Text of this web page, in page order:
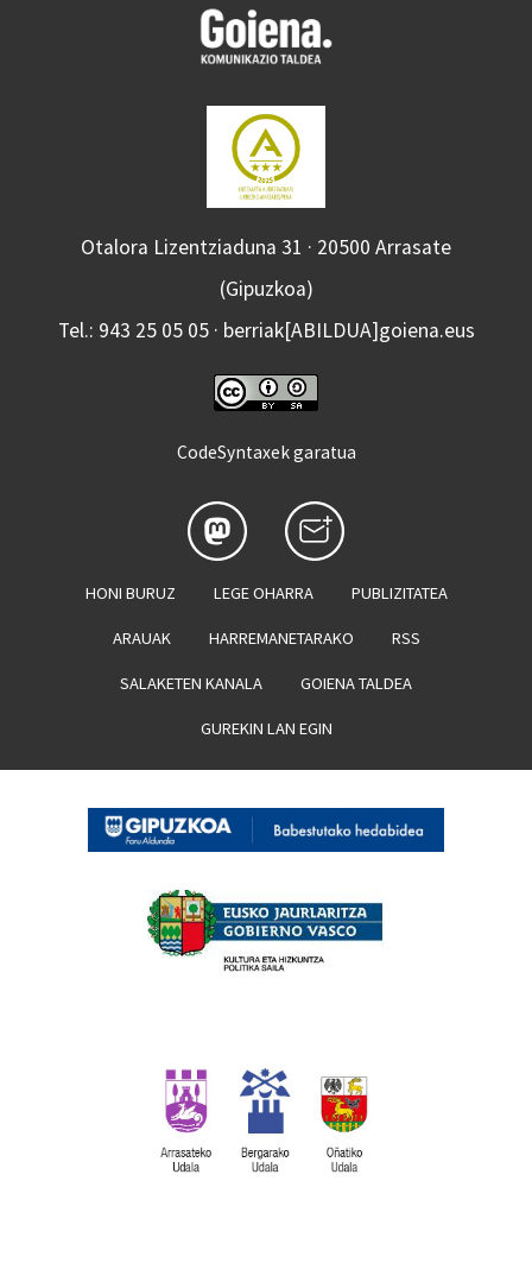
Otalora Lizentziaduna 31 · 20500 Arrasate
(Gipuzkoa)
Tel.: 943 25 05 05 · berriak[ABILDUA]goiena.eus
CodeSyntaxek garatua
HONI BURUZ LEGE OHARRA PUBLIZITATEA
ARAUAK HARREMANETARAKO RSS
SALAKETEN KANALA GOIENA TALDEA
GUREKIN LAN EGIN